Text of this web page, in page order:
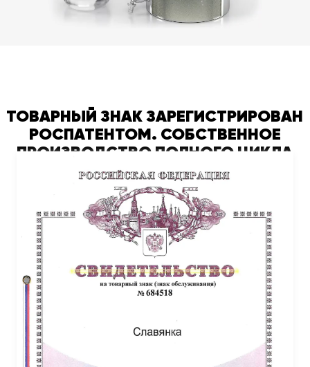
ТОВАРНЫЙ ЗНАК ЗАРЕГИСТРИРОВАН
РОСПАТЕНТОМ. СОБСТВЕННОЕ
ПРОИЗВОДСТВО ПОЛНОГО ЦИКЛА